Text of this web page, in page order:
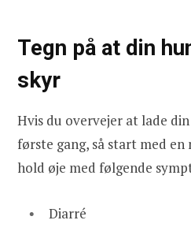
Tegn på at din
skyr
Hvis du overvejer at lade
første gang, så start med
hold øje med følgende
Diarré